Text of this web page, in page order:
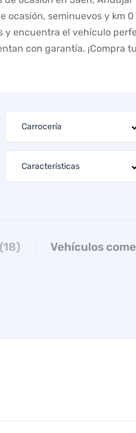
seminuevos y km
y encuentra el vehículo
con garantía. ¡Compra
(18) Vehículos